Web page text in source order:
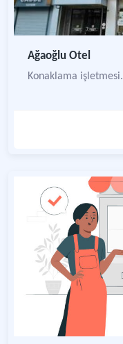
Ağaoğlu Otel
Konaklama işletmesi.